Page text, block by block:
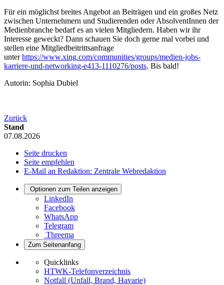
Für ein möglichst breites Angebot an Beiträgen und ein großes Netz
zwischen Unternehmern und Studierenden oder AbsolventInnen der
Medienbranche bedarf es an vielen Mitgliedern. Haben wir ihr
Interesse geweckt? Dann schauen Sie doch gerne mal vorbei und
stellen eine Mitgliedbeitrittsanfrage
unterhttps://www.xing.com/communities/groups/medien-jobs-
karriere-und-networking-e413-1110276/posts. Bis bald!
Autorin: Sophia Dubiel
Zurück
Stand
07.08.2026
Seite drucken
Seite empfehlen
E-Mail an Redaktion: Zentrale Webredaktion
Optionen zum Teilen anzeigen
LinkedIn
Facebook
WhatsApp
Telegram
Threema
Zum Seitenanfang
Quicklinks
HTWK-Telefonverzeichnis
Notfall (Unfall, Brand, Havarie)